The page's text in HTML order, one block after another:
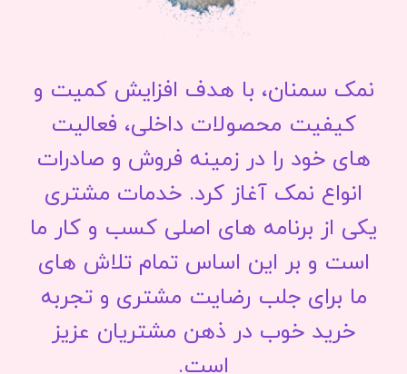
نمک سمنان، با هدف افزایش کمیت و
کیفیت محصولات داخلی، فعالیت
های خود را در زمینه فروش و صادرات
انواع نمک آغاز کرد. خدمات مشتری
یکی از برنامه های اصلی کسب و کار ما
است و بر این اساس تمام تلاش های
ما برای جلب رضایت مشتری و تجربه
خرید خوب در ذهن مشتریان عزیز
است.